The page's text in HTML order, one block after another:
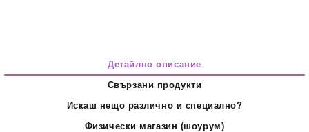
Детайлно описание
Свързани продукти
Искаш нещо различно и специално?
Физически магазин (шоурум)